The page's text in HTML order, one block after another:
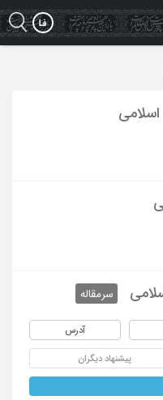
سرمقاله
آدرس
پیشنهاد دیگران